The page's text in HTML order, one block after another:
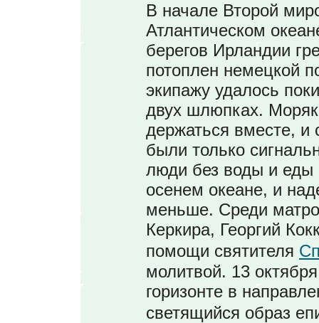
В начале Второй
Атлантическом
берегов Ирландии
потоплен немецкой
экипажу удалось
двух шлюпках.
держаться вместе,
были только
люди без воды и еды
осенем океане, и
меньше. Среди
Керкира, Георгий
помощи святителя
молитвой. 13
горизонте в
светящийся образ